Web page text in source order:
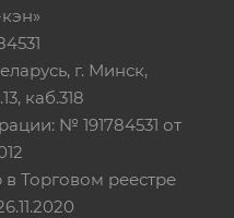
г. Минск,
каб.318
№ 191784531 от
Торговом реестре